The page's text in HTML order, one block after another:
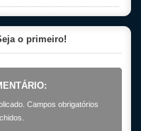
o primeiro!
Campos obrigatórios